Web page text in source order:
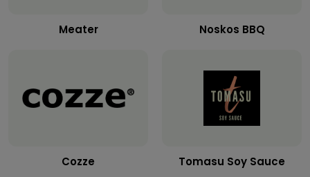
Meater Noskos BBQ
Cozze Tomasu Soy Sauce